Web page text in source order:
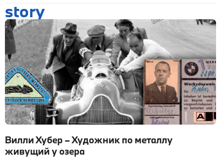
story
Вилли Хубер – Художник по металлу
живущий у озера